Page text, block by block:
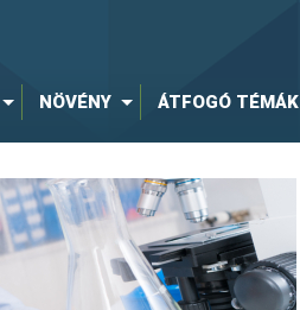
NÖVÉNY ÁTFOGÓ TÉMÁK